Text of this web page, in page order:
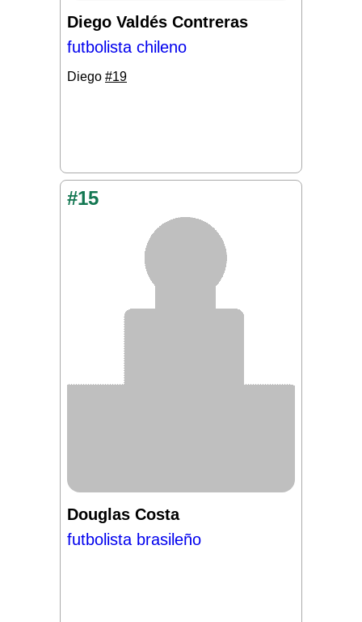
Diego Valdés Contreras
futbolista chileno
Diego #19
#15
Douglas Costa
futbolista brasileño